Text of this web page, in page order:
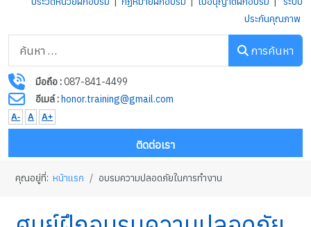
ประกันคุณภาพ
การค้นหา
มือถือ :087-841-4499
อีเมล์ :honor.training@gmail.com
A- A A+
ติดต่อเรา
คุณอยู่ที่:หน้าแรก อบรมความปลอดภัยในการทำงาน